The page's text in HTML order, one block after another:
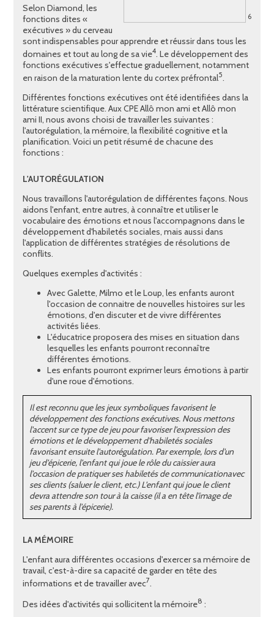
6
Selon Diamond, les
fonctions dites «
exécutives » du cerveau
sont indispensables pour apprendre et réussir dans tous les
domaines et tout au long de sa vie4. Le développement des
fonctions exécutives s'effectue graduellement, notamment
en raison de la maturation lente du cortex préfrontal5.
Différentes fonctions exécutives ont été identifiées dans la
littérature scientifique. Aux CPE Allô mon ami et Allô mon
ami II, nous avons choisi de travailler les suivantes :
l'autorégulation, la mémoire, la flexibilité cognitive et la
planification. Voici un petit résumé de chacune des
fonctions :
L'AUTORÉGULATION
Nous travaillons l'autorégulation de différentes façons. Nous
aidons l'enfant, entre autres, à connaître et utiliser le
vocabulaire des émotions et nous l'accompagnons dans le
développement d'habiletés sociales, mais aussi dans
l'application de différentes stratégies de résolutions de
conflits.
Quelques exemples d'activités :
Avec Galette, Milmo et le Loup, les enfants auront
l'occasion de connaitre de nouvelles histoires sur les
émotions, d'en discuter et de vivre différentes
activités liées.
L'éducatrice proposera des mises en situation dans
lesquelles les enfants pourront reconnaître
différentes émotions.
Les enfants pourront exprimer leurs émotions à partir
d'une roue d'émotions.
Il est reconnu que les jeux symboliques favorisent le
développement des fonctions exécutives. Nous mettons
l'accent sur ce type de jeu pour favoriser l'expression des
émotions et le développement d'habiletés sociales
favorisant ensuite l'autorégulation. Par exemple, lors d'un
jeu d'épicerie, l'enfant qui joue le rôle du caissier aura
l'occasion de pratiquer ses habiletés de communicationavec
ses clients (saluer le client, etc.) L'enfant qui joue le client
devra attendre son tour à la caisse (il a en tête l'image de
ses parents à l'épicerie).
LA MÉMOIRE
L'enfant aura différentes occasions d'exercer sa mémoire de
travail, c'est-à-dire sa capacité de garder en tête des
informations et de travailler avec7
Des idées d'activités qui sollicitent la mémoire8 :